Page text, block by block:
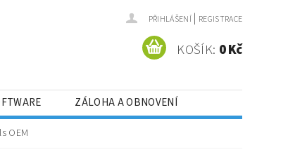
PŘIHLÁŠENÍ | REGISTRACE
KOŠÍK: 0 Kč
ZÁLOHA A OBNOVENÍ
OEM